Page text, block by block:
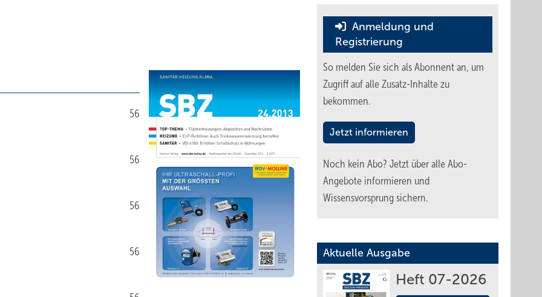
56
56
56
56
Anmeldung und
Registrierung
So melden Sie sich als Abonnent an, um
Zugriff auf alle Zusatz-Inhalte zu
bekommen.
Jetzt informieren
Noch kein Abo? Jetzt über alle Abo-
Angebote informieren und
Wissensvorsprung sichern.
Aktuelle Ausgabe
Heft 07-2026